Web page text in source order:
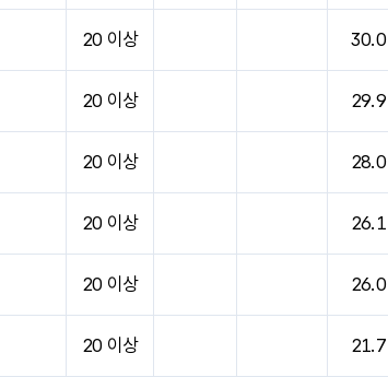
20 이상 30.0
20 이상 29.9
20 이상 28.0
20 이상 26.1
20 이상 26.0
20 이상 21.7